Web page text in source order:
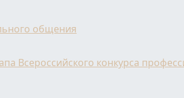
общения
Всероссийского конкурса